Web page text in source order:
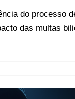
do processo
das multas